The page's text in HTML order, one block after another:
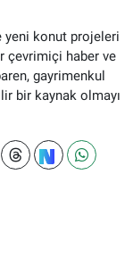
yeni konut projeleri
çevrimiçi haber ve
gayrimenkul
bir kaynak olmayı